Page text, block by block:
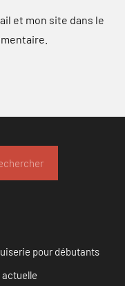
et mon site dans le
pour débutants